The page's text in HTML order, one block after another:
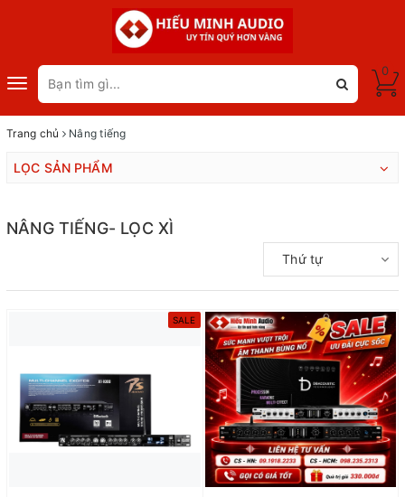
Toggle
navigation
0
Trang chủ Nâng tiếng
LỌC SẢN PHẨM
NÂNG TIẾNG- LỌC XÌ
Thứ tự
SALE